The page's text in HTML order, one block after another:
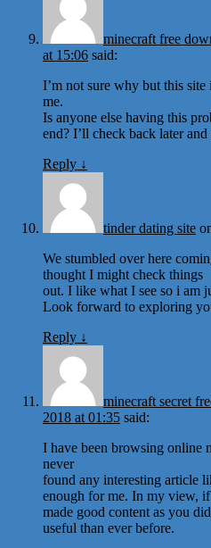
minecraft free
at 15:06 said:
I’m not sure why but this
me.
Is anyone else having this
end? I’ll check back later
Reply ↓
tinder dating site
We stumbled over here
thought I might check things
out. I like what I see so i am
Look forward to exploring
Reply ↓
minecraft secret
2018 at 01:35 said:
I have been browsing online
never
found any interesting article
enough for me. In my view,
made good content as you
useful than ever before.